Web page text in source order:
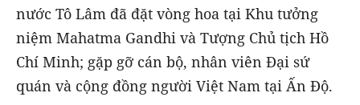
nước Tô Lâm đã đặt vòng hoa tại Khu tưởng
niệm Mahatma Gandhi và Tượng Chủ tịch Hồ
Chí Minh; gặp gỡ cán bộ, nhân viên Đại sứ
quán và cộng đồng người Việt Nam tại Ấn Độ.